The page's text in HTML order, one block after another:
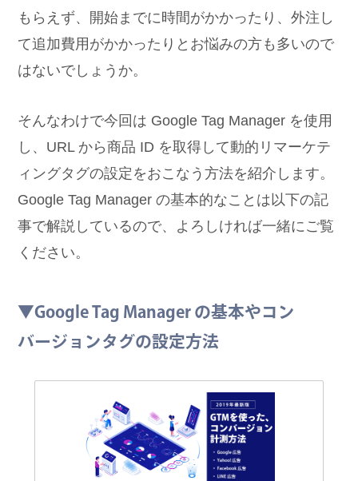
もらえず、開始までに時間がかかったり、外注し
て追加費用がかかったりとお悩みの方も多いので
はないでしょうか。
そんなわけで今回は Google Tag Manager を使用
し、URL から商品 ID を取得して動的リマーケテ
ィングタグの設定をおこなう方法を紹介します。
Google Tag Manager の基本的なことは以下の記
事で解説しているので、よろしければ一緒にご覧
ください。
▼Google Tag Manager の基本やコン
バージョンタグの設定方法